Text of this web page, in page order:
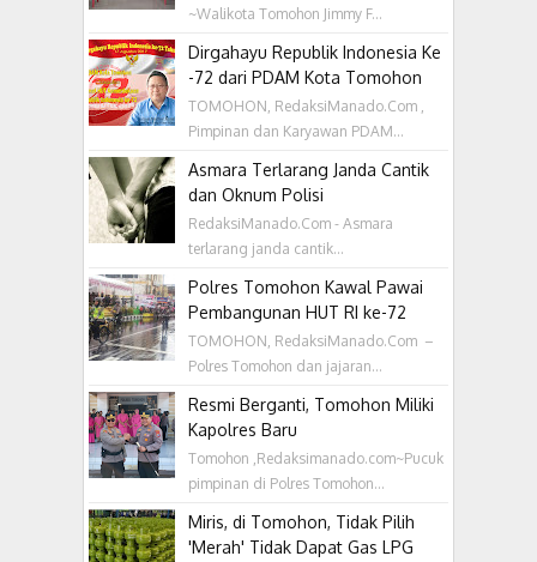
~Walikota Tomohon Jimmy F...
Dirgahayu Republik Indonesia Ke
-72 dari PDAM Kota Tomohon
TOMOHON, RedaksiManado.Com ,
Pimpinan dan Karyawan PDAM...
Asmara Terlarang Janda Cantik
dan Oknum Polisi
RedaksiManado.Com - Asmara
terlarang janda cantik...
Polres Tomohon Kawal Pawai
Pembangunan HUT RI ke-72
TOMOHON, RedaksiManado.Com –
Polres Tomohon dan jajaran...
Resmi Berganti, Tomohon Miliki
Kapolres Baru
Tomohon ,Redaksimanado.com~Pucuk
pimpinan di Polres Tomohon...
Miris, di Tomohon, Tidak Pilih
'Merah' Tidak Dapat Gas LPG